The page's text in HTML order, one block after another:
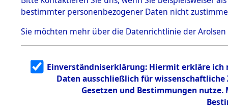
Erhebungen
zu
Todesmärsch
en
5.3.2
g
5.3.3
Todesmärsch
bestimmter personenbezogener Daten nicht
Sie möchten mehr über die Datenrichtlinie der Arolsen
Einverständniserklärung: Hiermit erkläre ich
Daten ausschließlich für
Gesetzen und Bestimmungen